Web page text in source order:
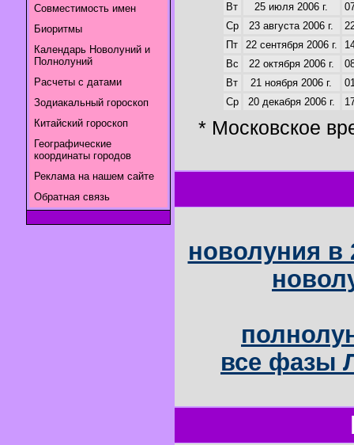
Совместимость имен
Биоритмы
Календарь Новолуний и
Полнолуний
Расчеты с датами
Зодиакальный гороскоп
Китайский гороскоп
Географические
координаты городов
Реклама на нашем сайте
Обратная связь
Вт
25 июля 2006 г.
Ср
23 августа 2006 г.
Пт
22 сентября 2006 г.
Вс
22 октября 2006 г.
Вт
21 ноября 2006 г.
Ср
20 декабря 2006 г.
* Московское
новолуния в
все фазы